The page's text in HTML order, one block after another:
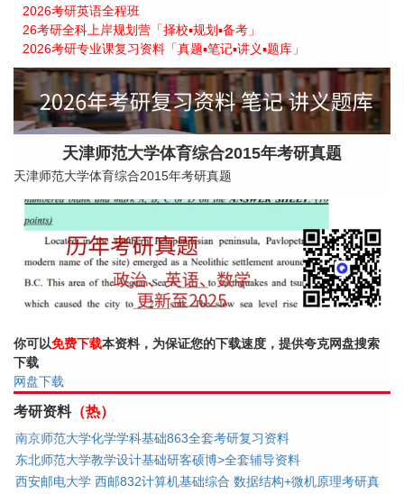
2026考研英语全程班
26考研全科上岸规划营「择校▪规划▪备考」
2026考研专业课复习资料「真题▪笔记▪讲义▪题库」
天津师范大学体育综合2015年考研真题
天津师范大学体育综合2015年考研真题
你可以免费下载本资料，为保证您的下载速度，提供夸克网盘搜索
下载
网盘下载
考研资料（热）
南京师范大学化学学科基础863全套考研复习资料
东北师范大学教学设计基础研客硕博>全套辅导资料
西安邮电大学 西邮832计算机基础综合 数据结构+微机原理考研真